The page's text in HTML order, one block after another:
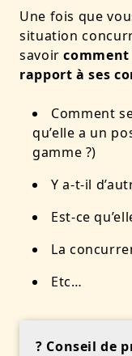
Une fois que
situation
savoircomment
rapport à ses
Comment
qu’elle a un
gamme ?)
Y a-t-il
Est-ce
La
Etc…
? Conseil de